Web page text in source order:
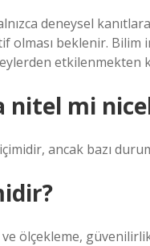
deneysel
olması beklenir.
etkilenmekten
nitel mi
ancak bazı
ölçekleme,